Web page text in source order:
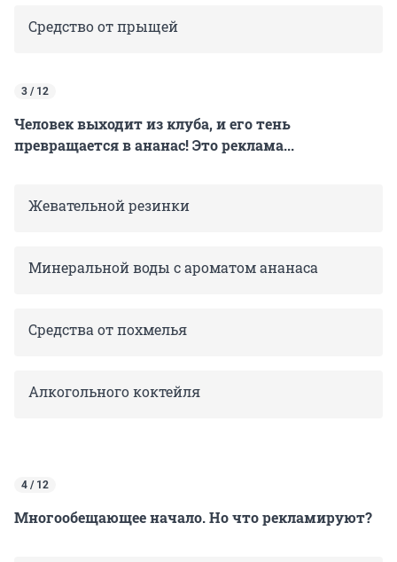
Средство от прыщей
3 / 12
Человек выходит из клуба, и его тень
превращается в ананас! Это реклама...
Жевательной резинки
Минеральной воды с ароматом ананаса
Средства от похмелья
Алкогольного коктейля
4 / 12
Многообещающее начало. Но что рекламируют?